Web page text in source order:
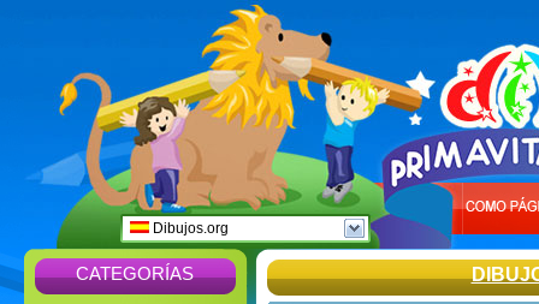
Dibujos.org
CATEGORÍAS